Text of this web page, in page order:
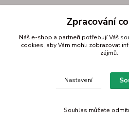
DIC CZ07175833
Šarochova 103/18
Zpracování
Náš e-shop a partneři potřebují Váš
cookies, aby Vám mohli zobrazovat
zájmů.
Nastavení
Souhlas můžete